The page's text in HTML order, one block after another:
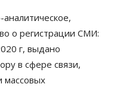
от атак БПЛА
исполнительные
о регистрации СМИ:
г, выдано
в сфере связи,
массовых